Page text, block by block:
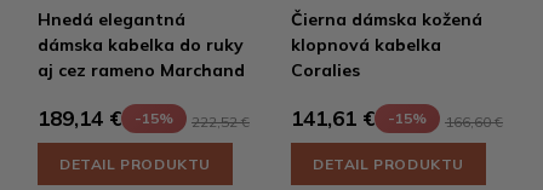
Hnedá elegantná
dámska kabelka do ruky
aj cez rameno Marchand
189,14 € -15% 222,52 €
DETAIL PRODUKTU
Čierna dámska kožená
klopnová kabelka
Coralies
141,61 € -15% 166,60 €
DETAIL PRODUKTU